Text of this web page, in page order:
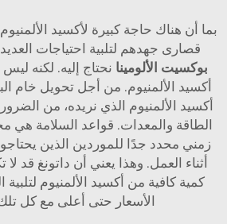
بما أن هناك حاجة كبيرة لأكسيد
قصارى جهدهم لتلبية احتياجات
بوكسيت الألومينا نحتاج إليه. لكنه
أكسيد الألمنيوم. من أجل تحويل خام
أكسيد الألمنيوم الذي نريده، من
الطاقة والمعدات. قواعد السلامة هي
زمني محدد جدًا للموردين الذين
أثناء العمل. وهذا يعني أن داتونغ قد
كمية كافية من أكسيد الألمنيوم لتلبية
الأسعار حتى أعلى مع كل